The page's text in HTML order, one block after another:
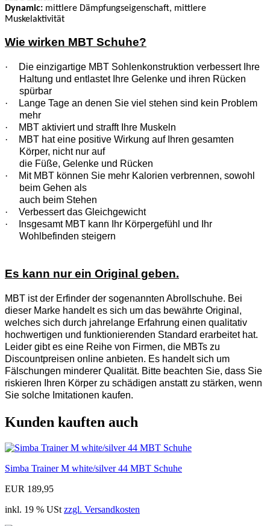
Dynamic: mittlere Dämpfungseigenschaft, mittlere
Muskelaktivität
Wie wirken MBT Schuhe?
·
Die einzigartige MBT Sohlenkonstruktion verbessert Ihre
Haltung und entlastet Ihre Gelenke und ihren Rücken
spürbar
·
Lange Tage an denen Sie viel stehen sind kein Problem
mehr
·
MBT aktiviert und strafft Ihre Muskeln
·
MBT hat eine positive Wirkung auf Ihren gesamten
Körper, nicht nur auf
die Füße, Gelenke und Rücken
·
Mit MBT können Sie mehr Kalorien verbrennen, sowohl
beim Gehen als
auch beim Stehen
·
Verbessert das Gleichgewicht
·
Insgesamt MBT kann Ihr Körpergefühl und Ihr
Wohlbefinden steigern
Es kann nur ein Original geben.
MBT ist der Erfinder der sogenannten Abrollschuhe. Bei
dieser Marke handelt es sich um das bewährte Original,
welches sich durch jahrelange Erfahrung einen qualitativ
hochwertigen und funktionierenden Standard erarbeitet hat.
Leider gibt es eine Reihe von Firmen, die MBTs zu
Discountpreisen online anbieten. Es handelt sich um
Fälschungen minderer Qualität. Bitte beachten Sie, dass Sie
riskieren Ihren Körper zu schädigen anstatt zu stärken, wenn
Sie solche Imitationen kaufen.
Kunden kauften auch
Simba Trainer M white/silver 44 MBT Schuhe
EUR 189,95
inkl. 19 % USt zzgl. Versandkosten